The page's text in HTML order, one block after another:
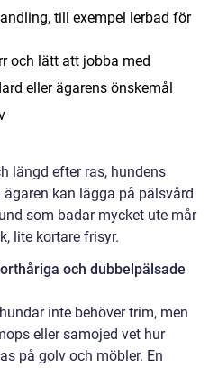
till exempel lerbad för
och lätt att jobba med
eller ägarens önskemål
längd efter ras, hundens
kan lägga på pälsvård
som badar mycket ute mår
lite kortare frisyr.
och dubbelpälsade
inte behöver trim, men
eller samojed vet hur
på golv och möbler. En